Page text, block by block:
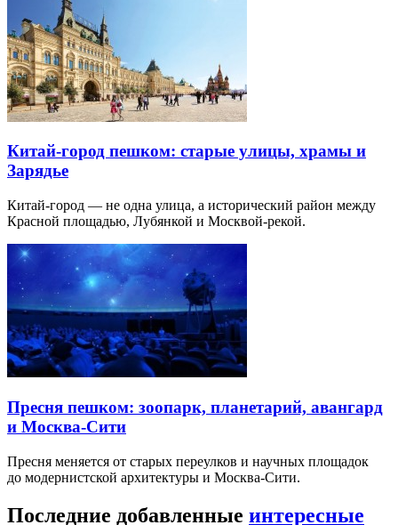
Китай-город пешком: старые улицы, храмы и
Зарядье
Китай-город — не одна улица, а исторический район между
Красной площадью, Лубянкой и Москвой-рекой.
Пресня пешком: зоопарк, планетарий, авангард
и Москва-Сити
Пресня меняется от старых переулков и научных площадок
до модернистской архитектуры и Москва-Сити.
Последние добавленные интересные